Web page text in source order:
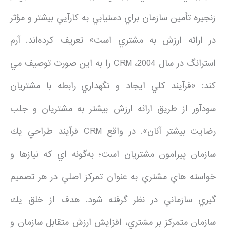
زنجيره تأمين سازمان براي دستيابي به كارآيي بيشتر و مؤثر
در ارائه ارزش به مشتري است» تعريف كرده‌اند. آرم
استرانگ در سال 2004، CRM را به اين صورت توصيف مي
كند: «فرآيند كلي ايجاد و نگهداري رابطه با مشتريان
سودآور از طريق ارائه ارزش بيشتر به مشتريان و جلب
رضايت بيشتر آنان». در واقع CRM فرآيند طراحي يك
سازمان پيرامون مشتريان است؛ به‌گونه اي كه نيازها و
خواسته هاي مشتري به عنوان تمركز اصلي در هر تصميم
گيري سازماني در نظر گرفته شود. هدف از خلق يك
سازمان متمركز بر مشتري، افزايش ارزش متقابل سازمان و